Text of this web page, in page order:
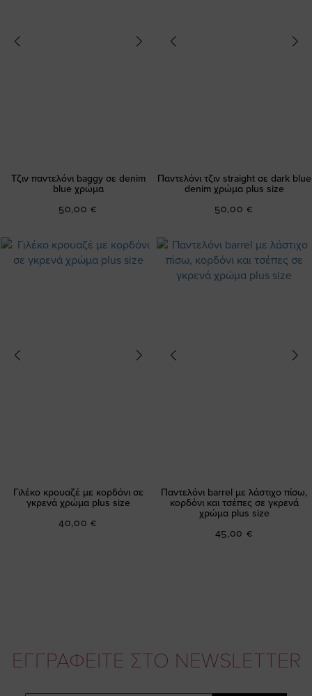
Τζιν παντελόνι baggy σε denim
blue χρώμα
50,00 €
Παντελόνι τζιν straight σε dark blue
denim χρώμα plus size
50,00 €
Γιλέκο κρουαζέ με κορδόνι σε
γκρενά χρώμα plus size
40,00 €
Παντελόνι barrel με λάστιχο πίσω,
κορδόνι και τσέπες σε γκρενά
χρώμα plus size
45,00 €
ΕΓΓΡΑΦΕΙΤΕ ΣΤΟ NEWSLETTER